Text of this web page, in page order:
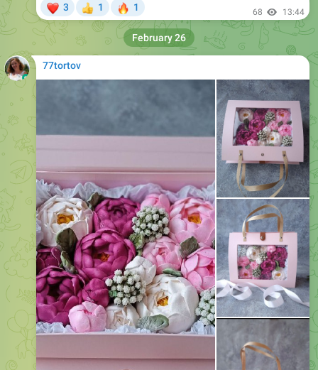
77tortov
February 26